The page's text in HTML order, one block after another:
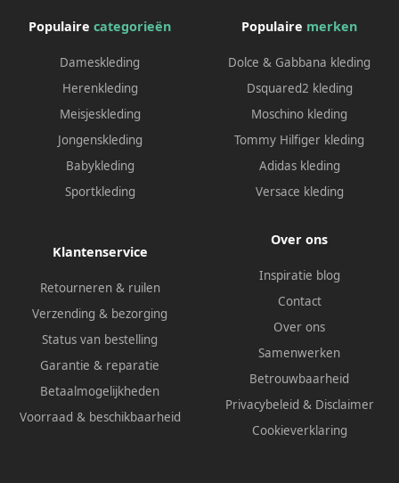
Populaire categorieën
Dameskleding
Herenkleding
Meisjeskleding
Jongenskleding
Babykleding
Sportkleding
Populaire merken
Dolce & Gabbana kleding
Dsquared2 kleding
Moschino kleding
Tommy Hilfiger kleding
Adidas kleding
Versace kleding
Klantenservice
Retourneren & ruilen
Verzending & bezorging
Status van bestelling
Garantie & reparatie
Betaalmogelijkheden
Voorraad & beschikbaarheid
Over ons
Inspiratie blog
Contact
Over ons
Samenwerken
Betrouwbaarheid
Privacybeleid & Disclaimer
Cookieverklaring